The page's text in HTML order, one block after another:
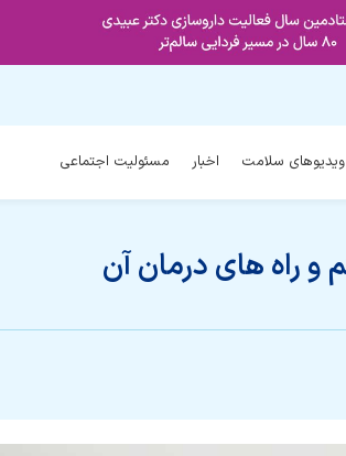
ویدیوهای سلامت اخبار مسئولیت اجتماعی
راه های درمان آن